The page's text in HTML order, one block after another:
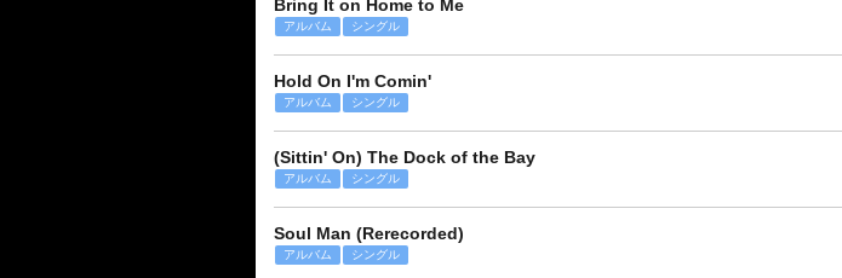
Bring It on Home to Me
アルバム シングル
Hold On I'm Comin'
アルバム シングル
(Sittin' On) The Dock of the Bay
アルバム シングル
Soul Man (Rerecorded)
アルバム シングル